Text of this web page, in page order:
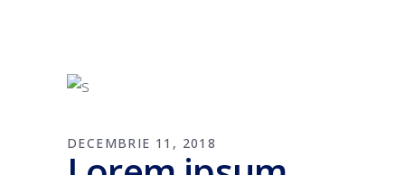
DECEMBRIE 11, 2018